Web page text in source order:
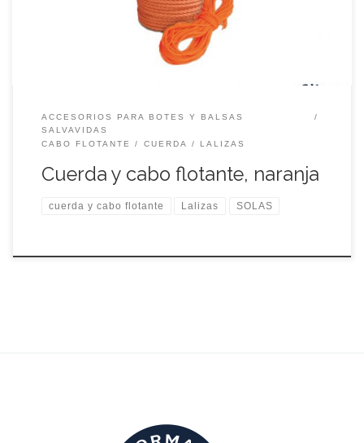
ACCESORIOS PARA BOTES Y BALSAS
SALVAVIDAS
CABO FLOTANTE
CUERDA LALIZAS
Cuerda y cabo flotante, naranja
cuerda y cabo flotante Lalizas SOLAS